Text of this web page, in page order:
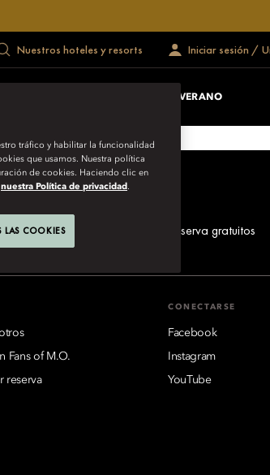
Nuestros hoteles y resorts Iniciar sesión /
TEMPORADA DE VERANO
Ver todos los números de reserva gratuitos
Fans of M.O.
reserva
CONECTARSE
Facebook
Instagram
YouTube
tráfico y habilitar la funcionalidad
que usamos. Nuestra política
de cookies. Haciendo clic en
nuestra Política de privacidad .
LAS COOKIES